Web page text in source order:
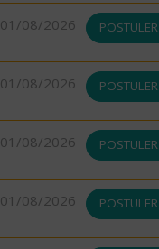
01/08/2026 POSTULER
01/08/2026 POSTULER
01/08/2026 POSTULER
01/08/2026 POSTULER